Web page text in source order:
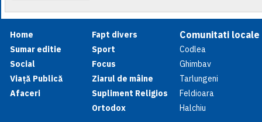
Home
Sumar editie
Social
Viață Publică
Afaceri
Fapt divers
Sport
Focus
Ziarul de mâine
Supliment Religios
Ortodox
Comunitati locale
Codlea
Ghimbav
Tarlungeni
Feldioara
Halchiu